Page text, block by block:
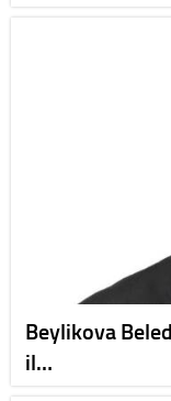
Beylikova
il…